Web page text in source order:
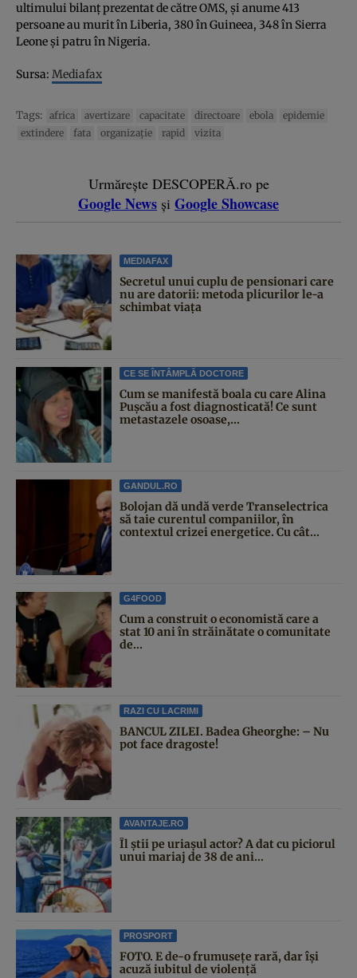
ultimului bilanţ prezentat de către OMS, şi anume 413
persoane au murit în Liberia, 380 în Guineea, 348 în Sierra
Leone şi patru în Nigeria.
Sursa: Mediafax
Tags: africa avertizare capacitate directoare ebola
epidemie
extindere
fata organizaţie rapid vizita
Urmărește DESCOPERĂ.ro pe
Google News și Google Showcase
MEDIAFAX
Secretul unui cuplu de pensionari care
nu are datorii: metoda plicurilor le-a
schimbat viața
CE SE ÎNTÂMPLĂ DOCTORE
Cum se manifestă boala cu care Alina
Pușcău a fost diagnosticată! Ce sunt
metastazele osoase,...
GANDUL.RO
Bolojan dă undă verde Transelectrica
să taie curentul companiilor, în
contextul crizei energetice. Cu cât...
G4FOOD
Cum a construit o economistă care a
stat 10 ani în străinătate o comunitate
de...
RAZI CU LACRIMI
BANCUL ZILEI. Badea Gheorghe: – Nu
pot face dragoste!
AVANTAJE.RO
Îl știi pe uriașul actor? A dat cu piciorul
unui mariaj de 38 de ani...
PROSPORT
FOTO. E de-o frumusețe rară, dar își
acuză iubitul de violență